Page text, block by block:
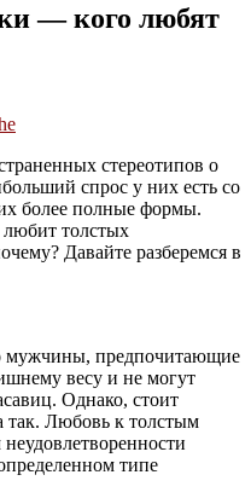
— кого любят
стереотипов о
спрос у них есть со
более полные формы.
любит толстых
Давайте разберемся в
мужчины, предпочитающие
весу и не могут
Однако, стоит
так. Любовь к толстым
типе